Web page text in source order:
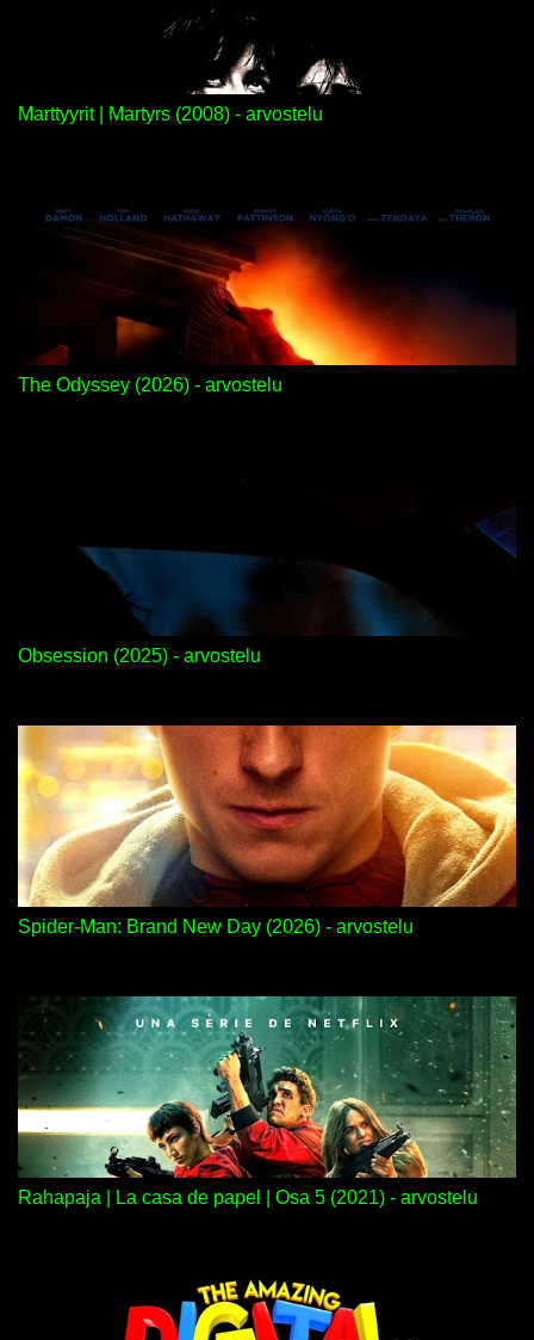
Marttyyrit | Martyrs (2008) - arvostelu
The Odyssey (2026) - arvostelu
Obsession (2025) - arvostelu
Spider-Man: Brand New Day (2026) - arvostelu
Rahapaja | La casa de papel | Osa 5 (2021) - arvostelu